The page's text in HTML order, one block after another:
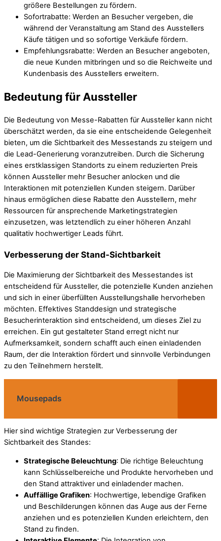
größere Bestellungen zu fördern.
Sofortrabatte: Werden an Besucher vergeben, die
während der Veranstaltung am Stand des Ausstellers
Käufe tätigen und so sofortige Verkäufe fördern.
Empfehlungsrabatte: Werden an Besucher angeboten,
die neue Kunden mitbringen und so die Reichweite und
Kundenbasis des Ausstellers erweitern.
Bedeutung für Aussteller
Die Bedeutung von Messe-Rabatten für Aussteller kann nicht
überschätzt werden, da sie eine entscheidende Gelegenheit
bieten, um die Sichtbarkeit des Messestands zu steigern und
die Lead-Generierung voranzutreiben. Durch die Sicherung
eines erstklassigen Standorts zu einem reduzierten Preis
können Aussteller mehr Besucher anlocken und die
Interaktionen mit potenziellen Kunden steigern. Darüber
hinaus ermöglichen diese Rabatte den Ausstellern, mehr
Ressourcen für ansprechende Marketingstrategien
einzusetzen, was letztendlich zu einer höheren Anzahl
qualitativ hochwertiger Leads führt.
Verbesserung der Stand-Sichtbarkeit
Die Maximierung der Sichtbarkeit des Messestandes ist
entscheidend für Aussteller, die potenzielle Kunden anziehen
und sich in einer überfüllten Ausstellungshalle hervorheben
möchten. Effektives Standdesign und strategische
Besucherinteraktion sind entscheidend, um dieses Ziel zu
erreichen. Ein gut gestalteter Stand erregt nicht nur
Aufmerksamkeit, sondern schafft auch einen einladenden
Raum, der die Interaktion fördert und sinnvolle Verbindungen
zu den Teilnehmern herstellt.
Mousepads
Hier sind wichtige Strategien zur Verbesserung der
Sichtbarkeit des Standes:
Strategische Beleuchtung: Die richtige Beleuchtung
kann Schlüsselbereiche und Produkte hervorheben und
den Stand attraktiver und einladender machen.
Auffällige Grafiken: Hochwertige, lebendige Grafiken
und Beschilderungen können das Auge aus der Ferne
anziehen und es potenziellen Kunden erleichtern, den
Stand zu finden.